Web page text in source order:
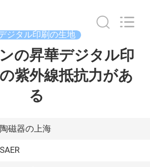
ジタル印刷の生地
の昇華デジタル印
紫外線抵抗力があ
る
陶磁器の上海
SAER